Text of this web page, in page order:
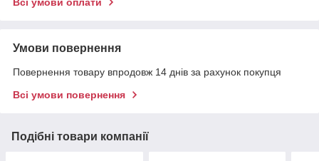
Умови повернення
Повернення товару впродовж 14 днів за рахунок покупця
Всі умови повернення
Подібні товари компанії